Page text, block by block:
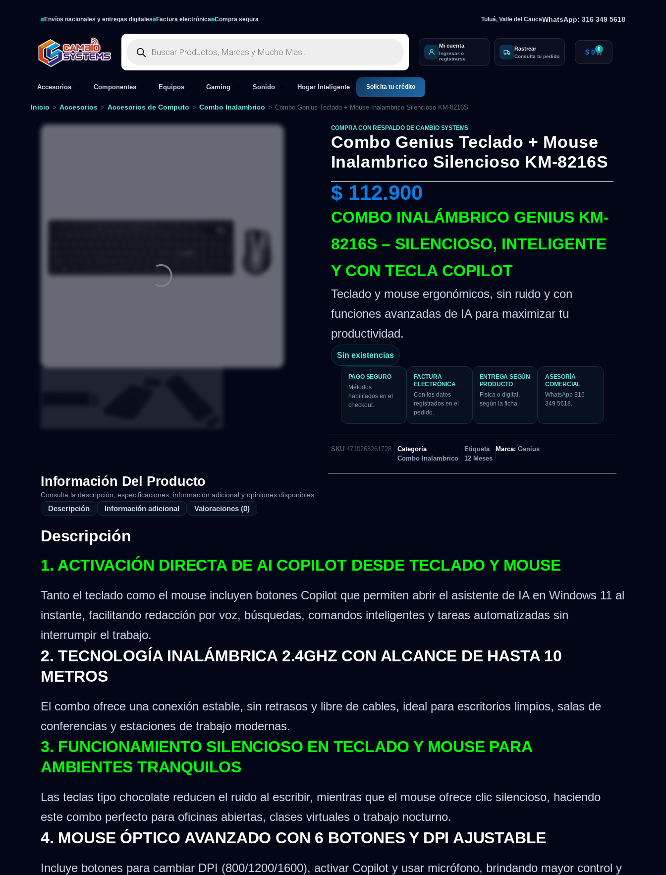
Envíos nacionales y entregas digitales Factura electrónica Compra segura Tuluá, Valle del CaucaWhatsApp: 316 349 5618
Mi cuenta
Ingresar o
registrarse
Rastrear
Consulta tu pedido $ 0 0
Accesorios Componentes Equipos Gaming Sonido Hogar Inteligente Solicita tu crédito
Inicio > Accesorios > Accesorios de Computo > Combo Inalambrico > Combo Genius Teclado + Mouse Inalambrico Silencioso KM-8216S
COMPRA CON RESPALDO DE CAMBIO SYSTEMS
Combo Genius Teclado + Mouse
Inalambrico Silencioso KM-8216S
$112.900
COMBO INALÁMBRICO GENIUS KM-
8216S – SILENCIOSO, INTELIGENTE
Y CON TECLA COPILOT
Teclado y mouse ergonómicos, sin ruido y con
funciones avanzadas de IA para maximizar tu
productividad.
Sin existencias
PAGO SEGURO
Métodos
habilitados en el
checkout.
FACTURA
ELECTRÓNICA
Con los datos
registrados en el
pedido.
ENTREGA SEGÚN
PRODUCTO
Física o digital,
según la ficha.
ASESORÍA
COMERCIAL
WhatsApp 316
349 5618.
SKU 4710268261728
Categoría
Combo Inalambrico
Etiqueta
12 Meses
Marca: Genius
Información Del Producto
Consulta la descripción, especificaciones, información adicional y opiniones disponibles.
Descripción Información adicional Valoraciones (0)
Descripción
1. ACTIVACIÓN DIRECTA DE AI COPILOT DESDE TECLADO Y MOUSE
Tanto el teclado como el mouse incluyen botones Copilot que permiten abrir el asistente de IA en Windows 11 al
instante, facilitando redacción por voz, búsquedas, comandos inteligentes y tareas automatizadas sin
interrumpir el trabajo.
2. TECNOLOGÍA INALÁMBRICA 2.4GHZ CON ALCANCE DE HASTA 10
METROS
El combo ofrece una conexión estable, sin retrasos y libre de cables, ideal para escritorios limpios, salas de
conferencias y estaciones de trabajo modernas.
3. FUNCIONAMIENTO SILENCIOSO EN TECLADO Y MOUSE PARA
AMBIENTES TRANQUILOS
Las teclas tipo chocolate reducen el ruido al escribir, mientras que el mouse ofrece clic silencioso, haciendo
este combo perfecto para oficinas abiertas, clases virtuales o trabajo nocturno.
4. MOUSE ÓPTICO AVANZADO CON 6 BOTONES Y DPI AJUSTABLE
Incluye botones para cambiar DPI (800/1200/1600), activar Copilot y usar micrófono, brindando mayor control y